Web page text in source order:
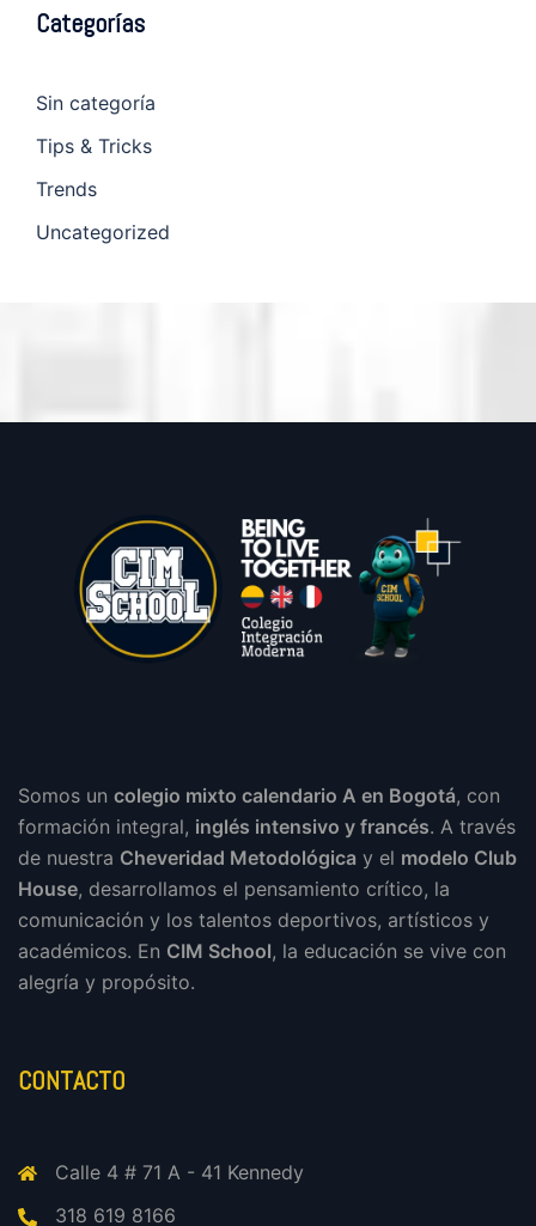
Categorías
Sin categoría
Tips & Tricks
Trends
Uncategorized
Somos un colegio mixto calendario A en Bogotá, con
formación integral, inglés intensivo y francés. A través
de nuestra Cheveridad Metodológica y el modelo Club
House, desarrollamos el pensamiento crítico, la
comunicación y los talentos deportivos, artísticos y
académicos. En CIM School, la educación se vive con
alegría y propósito.
CONTACTO
Calle 4 # 71 A - 41 Kennedy
318 619 8166